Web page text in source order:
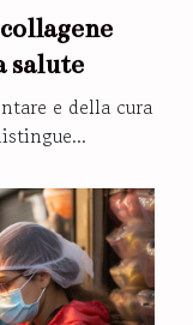
salute
e della cura